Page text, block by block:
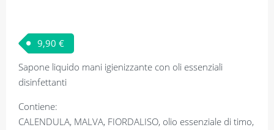
9,90 €
Sapone liquido mani igienizzante con oli essenziali
disinfettanti
Contiene:
CALENDULA, MALVA, FIORDALISO, olio essenziale di timo,